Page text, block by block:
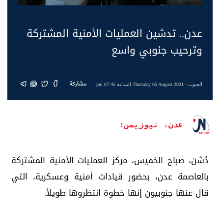
عدن.. تدشين العمليات الأمنية المشتركة
وترحيب جنوبي واسع
الجنوب- Thursday 05 August 2021 الساعة 07:45 pm مشاركة
عدن، نيوزيمن:
دُشن، صباح الخميس، مركز العمليات الأمنية المشتركة
بالعاصمة عدن، بحضور قيادات أمنية وعسكرية، التي
قال عنها جنوبيون إنها خطوة انتظروها طويلاً.